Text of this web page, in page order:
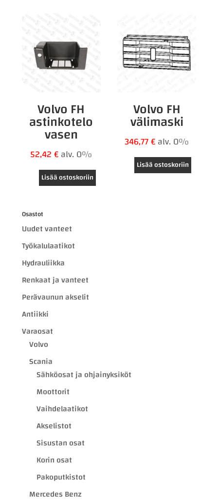
Volvo FH
astinkotelo
vasen
52,42€alv. 0%
Lisää ostoskoriin
Volvo FH
välimaski
346,77€alv. 0%
Lisää ostoskoriin
Osastot
Uudet vanteet
Työkalulaatikot
Hydrauliikka
Renkaat ja vanteet
Perävaunun akselit
Antiikki
Varaosat
Volvo
Scania
Sähköosat ja ohjainyksiköt
Moottorit
Vaihdelaatikot
Akselistot
Sisustan osat
Korin osat
Pakoputkistot
Mercedes Benz